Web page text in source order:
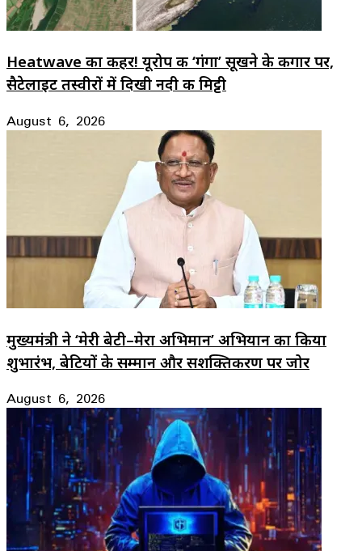
Heatwave का कहर! यूरोप की ‘गंगा’ सूखने के कगार पर,
सैटेलाइट तस्वीरों में दिखी नदी की मिट्टी
August 6, 2026
मुख्यमंत्री ने ‘मेरी बेटी–मेरा अभिमान’ अभियान का किया
शुभारंभ, बेटियों के सम्मान और सशक्तिकरण पर जोर
August 6, 2026